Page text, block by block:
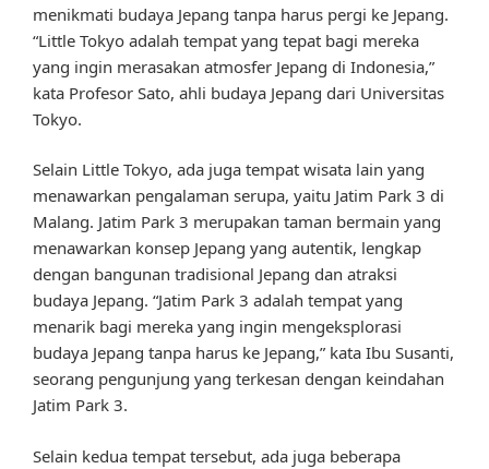
menikmati budaya Jepang tanpa harus pergi ke Jepang.
“Little Tokyo adalah tempat yang tepat bagi mereka
yang ingin merasakan atmosfer Jepang di Indonesia,”
kata Profesor Sato, ahli budaya Jepang dari Universitas
Tokyo.
Selain Little Tokyo, ada juga tempat wisata lain yang
menawarkan pengalaman serupa, yaitu Jatim Park 3 di
Malang. Jatim Park 3 merupakan taman bermain yang
menawarkan konsep Jepang yang autentik, lengkap
dengan bangunan tradisional Jepang dan atraksi
budaya Jepang. “Jatim Park 3 adalah tempat yang
menarik bagi mereka yang ingin mengeksplorasi
budaya Jepang tanpa harus ke Jepang,” kata Ibu Susanti,
seorang pengunjung yang terkesan dengan keindahan
Jatim Park 3.
Selain kedua tempat tersebut, ada juga beberapa